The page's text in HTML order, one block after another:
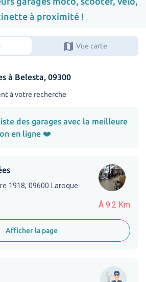
à proximité !
map Vue carte
à Belesta, 09300
à votre recherche
des garages avec la meilleure
en ligne ❤️
À 9.2 Km
1918, 09600 Laroque-
Afficher la page